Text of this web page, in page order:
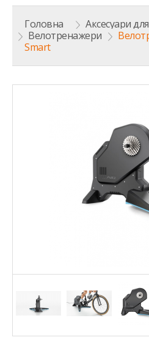
Головна > Аксесуари
Велотренажери >
Smart